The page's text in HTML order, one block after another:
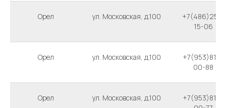
Орел ул. Московская, д.100
+7(486)255-
15-06
Орел ул. Московская, д.100
+7(953)812-
00-88
Орел ул. Московская, д.100
+7(953)812-